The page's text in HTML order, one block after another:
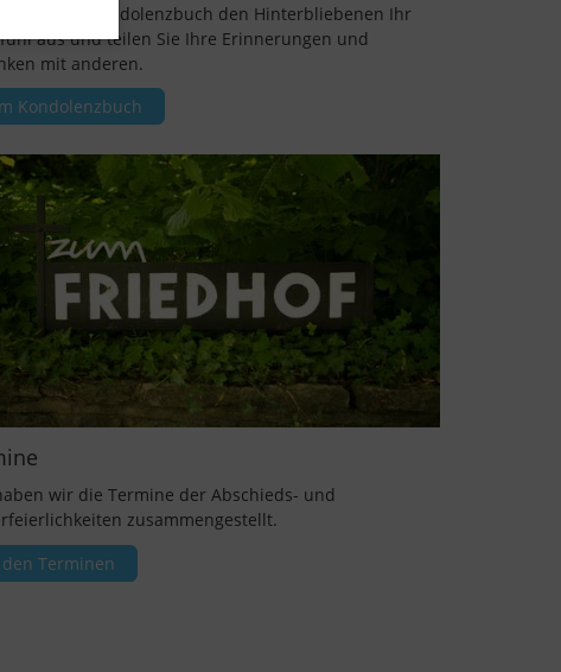
Sie im Kondolenzbuch den Hinterbliebenen Ihr
aus und teilen Sie Ihre Erinnerungen und
mit anderen.
Kondolenzbuch
wir die Termine der Abschieds- und
zusammengestellt.
den Terminen